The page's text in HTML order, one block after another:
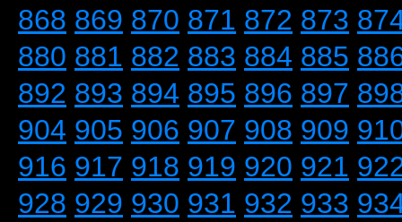
868 869 870 871 872 873
880 881 882 883 884 885
892 893 894 895 896 897
904 905 906 907 908 909
916 917 918 919 920 921
928 929 930 931 932 933